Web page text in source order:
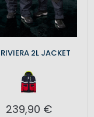
2L JACKET
239,90 €